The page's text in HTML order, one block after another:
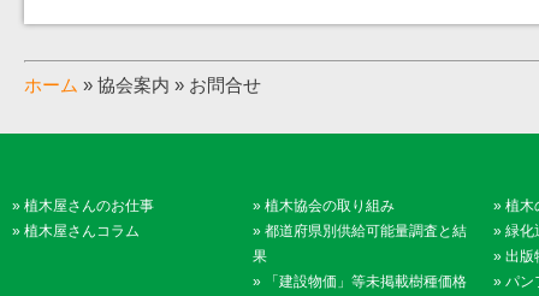
ホーム » 協会案内 » お問合せ
» 植木屋さんのお仕事
» 植木屋さんコラム
» 植木協会の取り組み
» 都道府県別供給可能量調査と結
果
»
「建設物価」等未掲載樹種価格
» 植木
» 緑化
» 出版
» パン